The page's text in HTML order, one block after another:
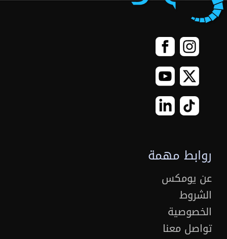
روابط مهمة
عن يومكس
الشروط
الخصوصية
تواصل معنا